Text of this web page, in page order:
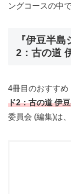
ングコースの中
『伊豆半
2：古の道
4冊目のおすすめ
ド2：古の道 伊
委員会 (編集)は